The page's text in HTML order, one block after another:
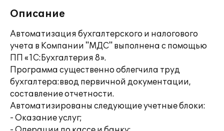
Описание
Автоматизация бухгалтерского и налогового
учета в Компании "МДС" выполнена с помощью
ПП «1С:Бухгалтерия 8».
Программа существенно облегчила труд
бухгалтера:ввод первичной документации,
составление отчетности.
Автоматизированы следующие учетные блоки:
- Оказание услуг;